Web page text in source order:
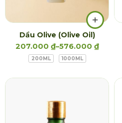
Dầu Olive (Olive Oil)
207.000 ₫–576.000 ₫
200ML 1000ML